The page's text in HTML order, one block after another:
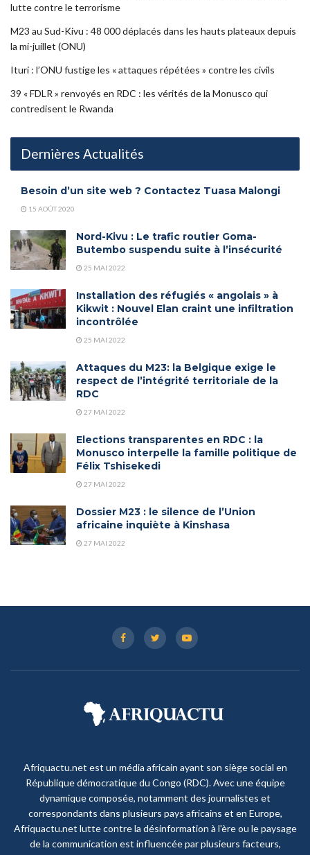
lutte contre le terrorisme
M23 au Sud-Kivu : 48 000 déplacés dans les hauts plateaux depuis
la mi-juillet (ONU)
Ituri : l’ONU fustige les « attaques répétées » contre les civils
39 « FDLR » renvoyés en RDC : les vérités de la Monusco qui
contredisent le Rwanda
Dernières Actualités
Besoin d’un site web ? Contactez Tuasa Malongi
15 AOÛT 2020
Nord-Kivu : Le trafic routier Goma-
Butembo suspendu suite à l’insécurité
25 MAI 2022
Installation des réfugiés « angolais » à
Kikwit : Nouvel Elan craint une infiltration
incontrôlée
25 MAI 2022
Attaques du M23: la Belgique exige le
respect de l’intégrité territoriale de la
RDC
27 MAI 2022
Elections transparentes en RDC : la
Monusco interpelle la famille politique de
Félix Tshisekedi
27 MAI 2022
Dossier M23 : le silence de l’Union
africaine inquiète à Kinshasa
27 MAI 2022
Afriquactu.net est un média africain ayant son siège social en
République démocratique du Congo (RDC). Avec une équipe
dynamique composée, notamment des journalistes et
correspondants dans plusieurs pays africains et en Europe,
Afriquactu.net lutte contre la désinformation à l'ère ou le paysage
de la communication est influencée par plusieurs facteurs,